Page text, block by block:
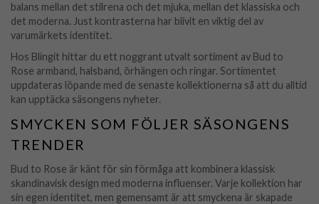
balans mellan det stilrena och det mjuka, mellan det klassiska och
det moderna. Just kontrasterna har blivit en viktig del av
varumärkets identitet.
Hos Blingit hittar du ett noggrant utvalt sortiment av Bud to
Rose armband, halsband, örhängen och ringar. Sortimentet
uppdateras löpande med de senaste kollektionerna så att du alltid
kan upptäcka säsongens nyheter.
SMYCKEN SOM FÖLJER SÄSONGENS
TRENDER
Bud to Rose är känt för sin förmåga att kombinera klassisk
skandinavisk design med moderna influenser. Varje kollektion har
sin egen identitet, men gemensamt är att smyckena är skapade